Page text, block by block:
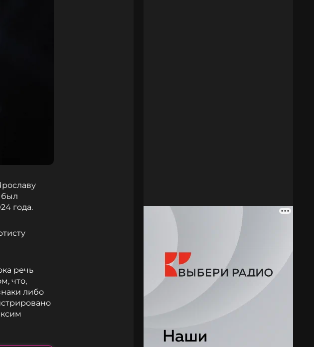
был
года.
речь
что,
либо